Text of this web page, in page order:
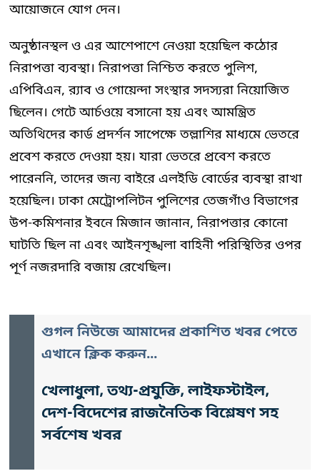
আয়োজনে যোগ দেন।
অনুষ্ঠানস্থল ও এর আশেপাশে নেওয়া হয়েছিল কঠোর
নিরাপত্তা ব্যবস্থা। নিরাপত্তা নিশ্চিত করতে পুলিশ,
এপিবিএন, র‍্যাব ও গোয়েন্দা সংস্থার সদস্যরা নিয়োজিত
ছিলেন। গেটে আর্চওয়ে বসানো হয় এবং আমন্ত্রিত
অতিথিদের কার্ড প্রদর্শন সাপেক্ষে তল্লাশির মাধ্যমে ভেতরে
প্রবেশ করতে দেওয়া হয়। যারা ভেতরে প্রবেশ করতে
পারেননি, তাদের জন্য বাইরে এলইডি বোর্ডের ব্যবস্থা রাখা
হয়েছিল। ঢাকা মেট্রোপলিটন পুলিশের তেজগাঁও বিভাগের
উপ-কমিশনার ইবনে মিজান জানান, নিরাপত্তার কোনো
ঘাটতি ছিল না এবং আইনশৃঙ্খলা বাহিনী পরিস্থিতির ওপর
পূর্ণ নজরদারি বজায় রেখেছিল।
গুগল নিউজে আমাদের প্রকাশিত খবর পেতে
এখানে ক্লিক করুন...
খেলাধুলা, তথ্য-প্রযুক্তি, লাইফস্টাইল,
দেশ-বিদেশের রাজনৈতিক বিশ্লেষণ সহ
সর্বশেষ খবর